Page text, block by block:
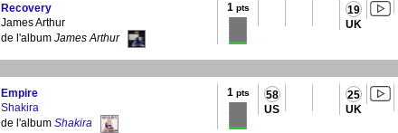
Recovery
James Arthur
de l'album James Arthur
1 pts 19
UK
Empire
Shakira
de l'album Shakira
1 pts 58
US
25
UK